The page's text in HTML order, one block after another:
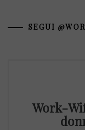
SEGUI
Work-